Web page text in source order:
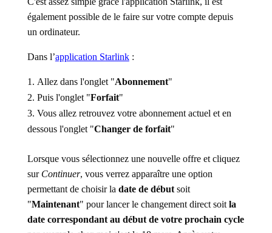
également possible de le faire sur votre compte depuis
un ordinateur.
Dans l’application Starlink:
Allez dans l'onglet "Abonnement"
Puis l'onglet "Forfait"
Vous allez retrouvez votre abonnement actuel et en
dessous l'onglet "Changer de forfait"
Lorsque vous sélectionnez une nouvelle offre et cliquez
sur Continuer, vous verrez apparaître une option
permettant de choisir la date de débutsoit
"Maintenant" pour lancer le changement direct soit la
date correspondant au début de votre prochain cycle